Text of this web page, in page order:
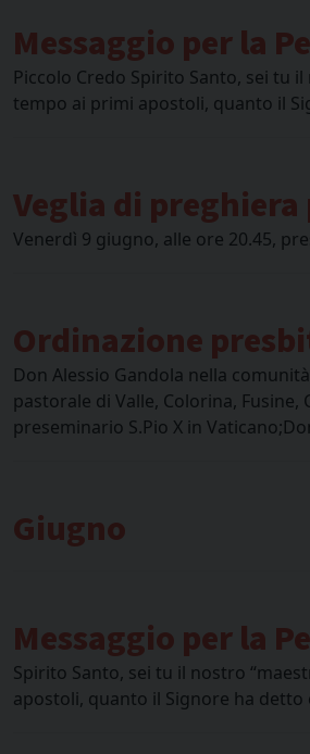
Messaggio per la
Piccolo Credo Spirito Santo, sei tu
tempo ai primi apostoli, quanto il
Veglia di
Venerdì 9 giugno, alle ore 20.45,
Ordinazione
Don Alessio Gandola nella
pastorale di Valle, Colorina,
preseminario S.Pio X in
Giugno
Messaggio per la
Spirito Santo, sei tu il nostro
apostoli, quanto il Signore ha